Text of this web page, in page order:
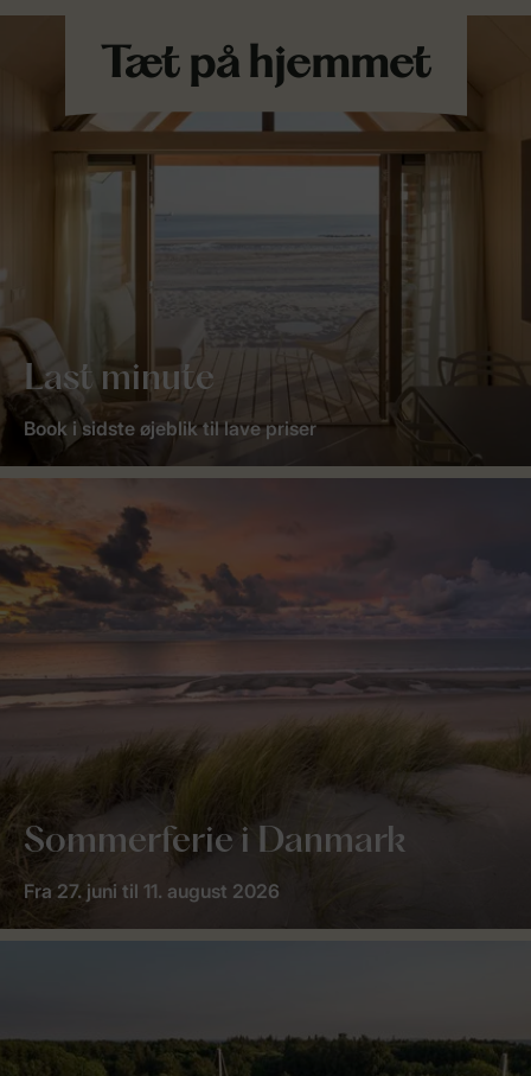
Last minute
Book i sidste øjeblik til lave priser
Sommerferie i Danmark
Fra 27. juni til 11. august 2026